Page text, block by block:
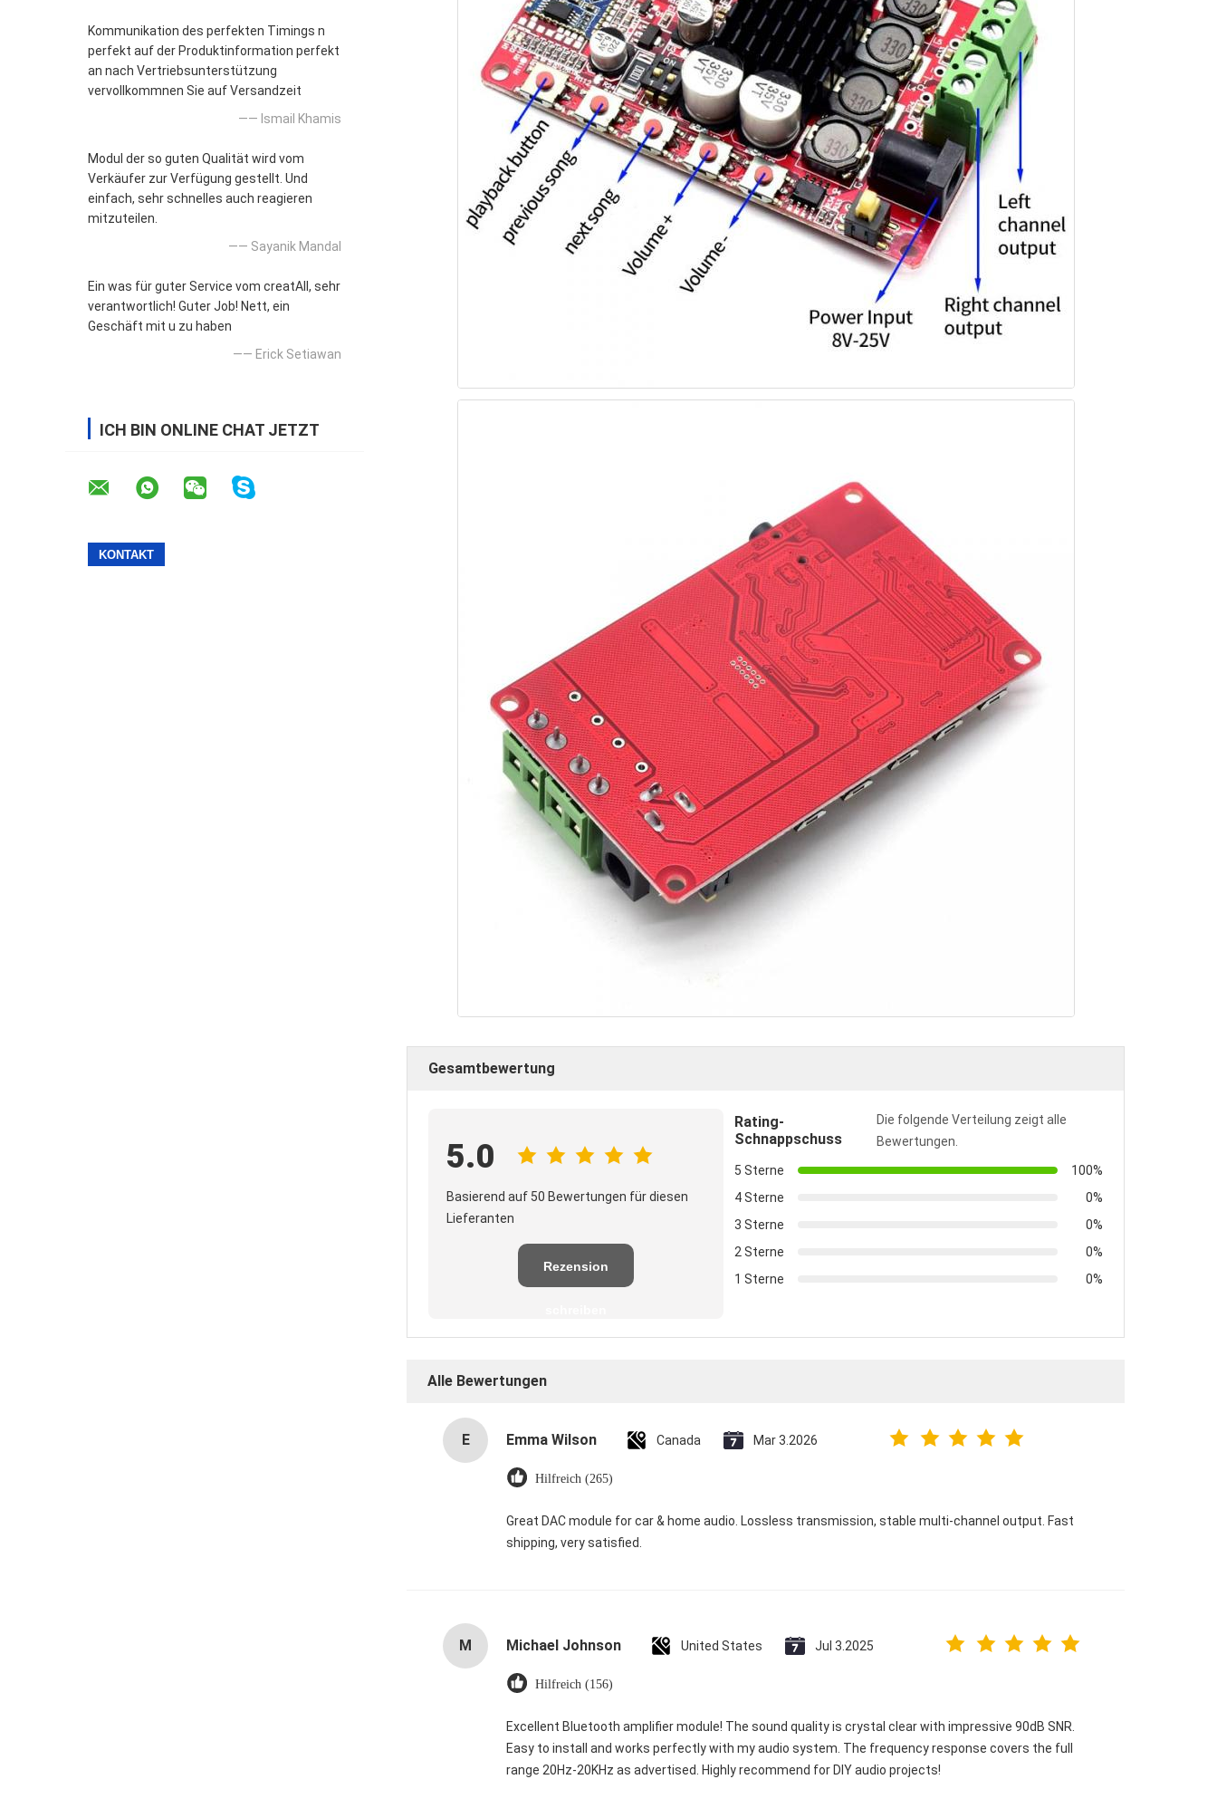
Kommunikation des perfekten Timings n
perfekt auf der Produktinformation perfekt
an nach Vertriebsunterstützung
vervollkommnen Sie auf Versandzeit
—— Ismail Khamis
Modul der so guten Qualität wird vom
Verkäufer zur Verfügung gestellt. Und
einfach, sehr schnelles auch reagieren
mitzuteilen.
—— Sayanik Mandal
Ein was für guter Service vom creatAll, sehr
verantwortlich! Guter Job! Nett, ein
Geschäft mit u zu haben
—— Erick Setiawan
ICH BIN ONLINE CHAT JETZT
Gesamtbewertung
5.0
Basierend auf 50 Bewertungen für diesen
Lieferanten
Rezension
Rating-
Schnappschuss
Die folgende Verteilung zeigt alle
Bewertungen.
5 Sterne
100%
4 Sterne
0%
3 Sterne
0%
2 Sterne
0%
1 Sterne
0%
Alle Bewertungen
E Emma Wilson Canada Mar 3.2026
Hilfreich (265)
Great DAC module for car & home audio. Lossless transmission, stable multi-channel output. Fast
shipping, very satisfied.
M Michael Johnson United States Jul 3.2025
Hilfreich (156)
Excellent Bluetooth amplifier module! The sound quality is crystal clear with impressive 90dB SNR.
Easy to install and works perfectly with my audio system. The frequency response covers the full
range 20Hz-20KHz as advertised. Highly recommend for DIY audio projects!